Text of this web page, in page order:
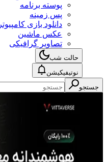
پوسته برنامه
پس زمینه
دانلود بازی کامپیوتر
عکس ماشین
تصاویر گرافیکی
حالت شب
نوتیفیکیشن
جستجو